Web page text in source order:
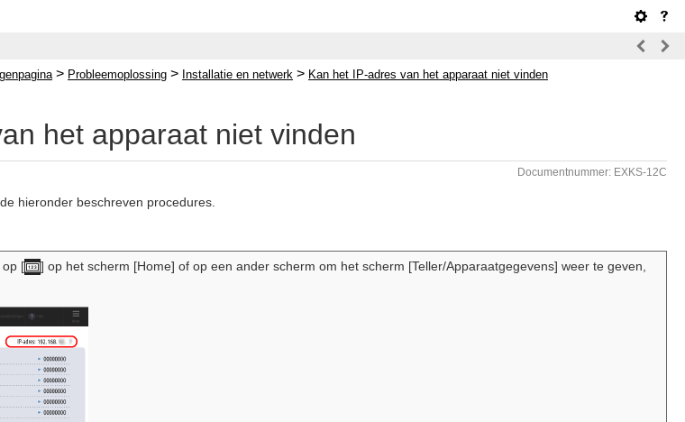
> Probleemoplossing > Installatie en netwerk > Kan het IP-adres van het apparaat niet vinden
het apparaat niet vinden
Documentnummer: EXKS-12C
hieronder beschreven procedures.
op [
] op het scherm [Home] of op een ander scherm om het scherm [Teller/Apparaatgegevens] weer te geven,